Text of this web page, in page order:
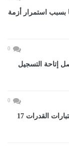
بسبب استمرار أزمة
0
يواصل إتاحة التسجيل
0
تنسيق الجامعات 2026.. إتاحة التسجيل لاختبارات القدرات 17